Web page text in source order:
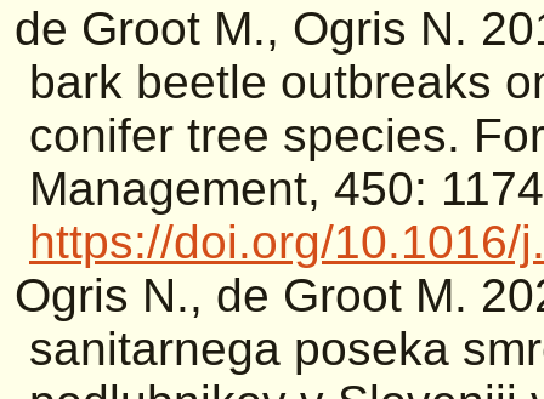
de Groot M., Ogris N.
bark beetle outbreaks
conifer tree species.
Management, 450:
https://doi.org/10.1016/
Ogris N., de Groot M.
sanitarnega poseka